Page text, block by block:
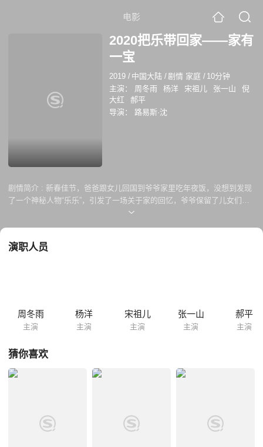
电影
2020把乐带回家——家有
一宝
2019 / 中国大陆 /剧情 家庭 / 10分钟
主演：
周冬雨 杨洋 宋祖儿 张一山
倪
大红
郝平
导演：
路易斯·沈
剧情简介 : 新春佳节，爸爸跟女儿回国到爷爷家里吃年夜饭，没想到发现
了一个神秘人物“乐乐”，引发了一场关于家的回忆，爷爷保留了儿女们儿
时的记忆，欢声笑语，一家人整整齐齐过新年。 杨洋化身“年轻版倪大红
演职人员
周冬雨
主演
杨洋
主演
宋祖儿
主演
张一山
主演
郝平
主演
猜你喜欢